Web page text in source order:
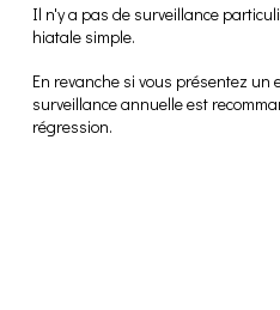
Il n'y a pas de surveillance
hiatale simple.
En revanche si vous présentez
surveillance annuelle est
régression.